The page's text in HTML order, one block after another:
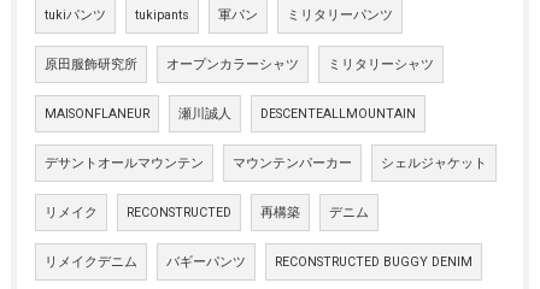
tukiパンツ tukipants 軍パン ミリタリーパンツ
原田服飾研究所 オープンカラーシャツ ミリタリーシャツ
MAISONFLANEUR 瀬川誠人 DESCENTEALLMOUNTAIN
デサントオールマウンテン マウンテンパーカー シェルジャケット
リメイク RECONSTRUCTED 再構築 デニム
リメイクデニム バギーパンツ RECONSTRUCTED BUGGY DENIM